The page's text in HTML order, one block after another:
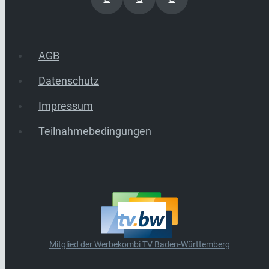
AGB
Datenschutz
Impressum
Teilnahmebedingungen
Mitglied der Werbekombi TV Baden-Württemberg